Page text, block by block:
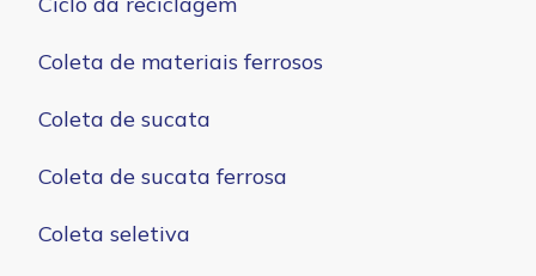
Coleta de materiais ferrosos
Coleta de sucata
Coleta de sucata ferrosa
Coleta seletiva